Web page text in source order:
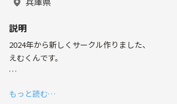
大学はバスケサークルと聞いたのに
られてました。笑
中学校→近畿大会（ベンチ/交代枠）
説明
2024年から新しくサークル作りました、
えむくんです。
もっと読む…